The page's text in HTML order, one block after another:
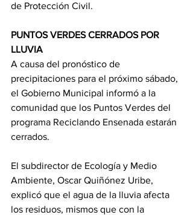
de Protección Civil.
PUNTOS VERDES CERRADOS POR
LLUVIA
A causa del pronóstico de
precipitaciones para el próximo sábado,
el Gobierno Municipal informó a la
comunidad que los Puntos Verdes del
programa Reciclando Ensenada estarán
cerrados.
El subdirector de Ecología y Medio
Ambiente, Oscar Quiñónez Uribe,
explicó que el agua de la lluvia afecta
los residuos, mismos que con la